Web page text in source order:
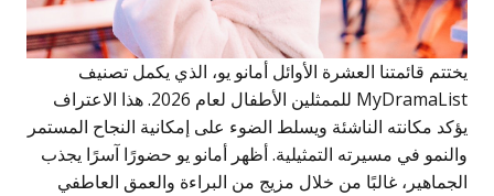
قائمتنا العشرة الأوائل أمانو يو، الذي يكمل تصنيف
MyDramaList للممثلين الأطفال لعام 2026. هذا الاعتراف
مكانته الناشئة ويسلط الضوء على إمكانية النجاح المستمر
في مسيرته التمثيلية. أظهر أمانو يو حضورًا آسرًا يجذب
غالبًا من خلال مزيج من البراءة والعمق العاطفي